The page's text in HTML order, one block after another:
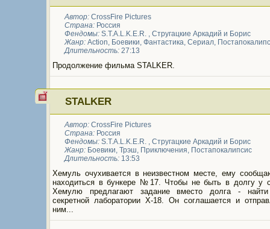
Автор: CrossFire Pictures
Страна: Россия
Фендомы: S.T.A.L.K.E.R. , Стругацкие Аркадий и Борис
Жанр: Action, Боевики, Фантастика, Сериал,
Длительность: 27:13
Продолжение фильма STALKER.
STALKER
Автор: CrossFire Pictures
Страна: Россия
Фендомы: S.T.A.L.K.E.R. , Стругацкие Аркадий и Борис
Жанр: Боевики, Трэш, Приключения, Постапокалипсис
Длительность: 13:53
Хемуль очухивается в неизвестном месте, ему
находиться в бункере №17. Чтобы не быть в долгу у
Хемулю предлагают задание вместо долга -
секретной лаборатории Х-18. Он соглашается и
ним...